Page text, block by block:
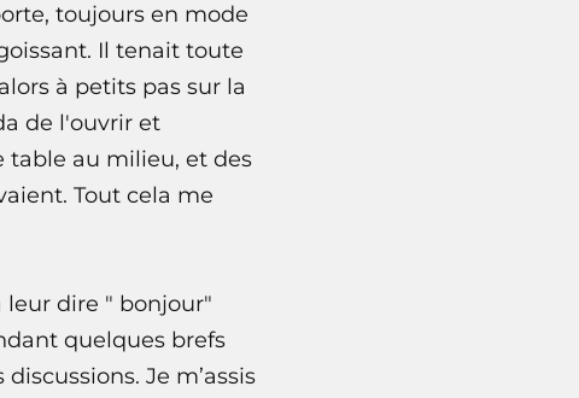
toujours en mode
Il tenait toute
à petits pas sur la
de l'ouvrir et
table au milieu, et des
Tout cela me
leur dire " bonjour"
quelques brefs
Je m’assis